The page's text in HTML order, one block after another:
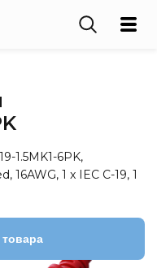
1.5MK1-6PK,
16AWG, 1 x IEC C-19, 1